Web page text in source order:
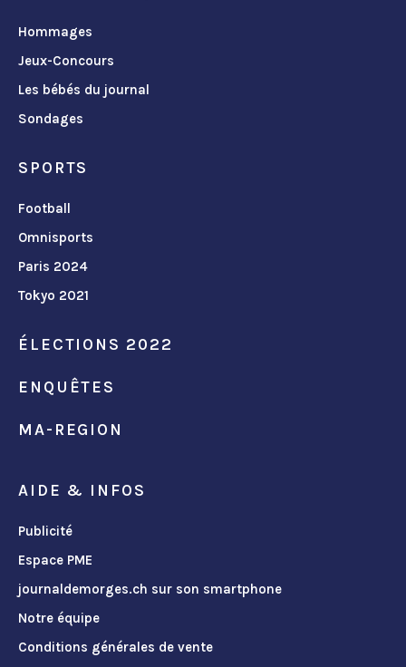
Hommages
Jeux-Concours
Les bébés du journal
Sondages
SPORTS
Football
Omnisports
Paris 2024
Tokyo 2021
ÉLECTIONS 2022
ENQUÊTES
MA-REGION
AIDE & INFOS
Publicité
Espace PME
journaldemorges.ch sur son smartphone
Notre équipe
Conditions générales de vente